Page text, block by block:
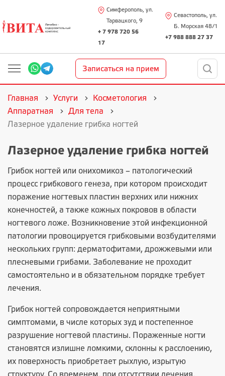
Симферополь, ул.
Тарвацкого, 9
+ 7 978 720 56
17
Севастополь, ул.
Б. Морская 48/1
+7 988 888 27 37
Записаться на прием
Главная Услуги
Косметология
Аппаратная
Для тела
Лазерное удаление грибка ногтей
Лазерное удаление грибка ногтей
Грибок ногтей или онихомикоз – патологический
процесс грибкового генеза, при котором происходит
поражение ногтевых пластин верхних или нижних
конечностей, а также кожных покровов в области
ногтевого ложе. Возникновение этой инфекционной
патологии провоцируется грибковыми возбудителями
нескольких групп: дерматофитами, дрожжевыми или
плесневыми грибами. Заболевание не проходит
самостоятельно и в обязательном порядке требует
лечения.
Грибок ногтей сопровождается неприятными
симптомами, в числе которых зуд и постепенное
разрушение ногтевой пластины. Пораженные ногти
становятся излишне ломкими, склонны к расслоению,
их поверхность приобретает рыхлую, изрытую